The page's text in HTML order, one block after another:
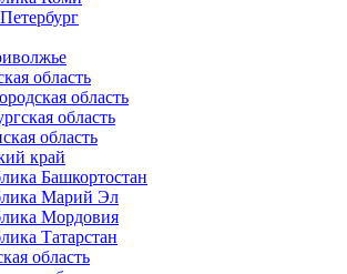
область
область
область
область
край
Башкортостан
Марий Эл
Мордовия
Татарстан
область